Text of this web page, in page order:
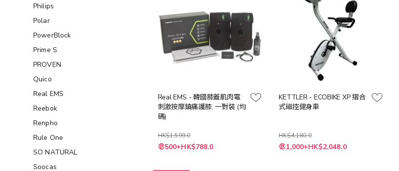
Real EMS - 韓國膝蓋肌肉電
刺激按摩鎮痛護膝, 一對裝 (均
碼)
HK$1,599.0
特
殊 500+HK$788.0
KETTLER - ECOBIKE XP 摺合
式磁控健身車
HK$4,180.0
特
殊 1,000+HK$2,048.0
Philips
Polar
PowerBlock
Prime S
PROVEN
Quico
Real EMS
Reebok
Renpho
Rule One
SO NATURAL
Soocas